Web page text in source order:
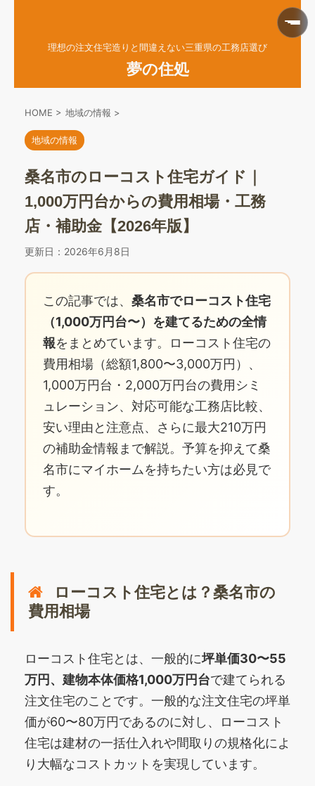
理想の注文住宅造りと間違えない三重県の工務店選び
夢の住処
HOME > 地域の情報 >
地域の情報
桑名市のローコスト住宅ガイド｜
1,000万円台からの費用相場・工務
店・補助金【2026年版】
更新日： 2026年6月8日
この記事では、 桑名市でローコスト住宅
（1,000万円台〜）を建てるための全情
報をまとめています。ローコスト住宅の
費用相場（総額1,800〜3,000万円）、
1,000万円台・2,000万円台の費用シミ
ュレーション、対応可能な工務店比較、
安い理由と注意点、さらに最大210万円
の補助金情報まで解説。予算を抑えて桑
名市にマイホームを持ちたい方は必見で
す。
ローコスト住宅とは？桑名市の
費用相場
ローコスト住宅とは、一般的に坪単価30〜55
万円、建物本体価格1,000万円台で建てられる
注文住宅のことです。一般的な注文住宅の坪単
価が60〜80万円であるのに対し、ローコスト
住宅は建材の一括仕入れや間取りの規格化によ
り大幅なコストカットを実現しています。